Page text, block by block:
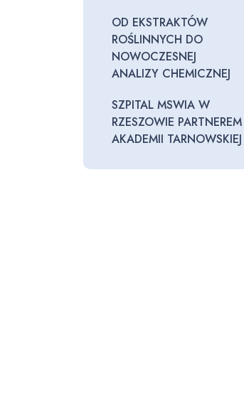
OD EKSTRAKTÓW
ROŚLINNYCH DO
NOWOCZESNEJ
ANALIZY CHEMICZNEJ
SZPITAL MSWIA W
RZESZOWIE PARTNEREM
AKADEMII TARNOWSKIEJ